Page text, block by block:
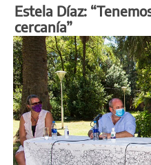
Estela Díaz:
cercanía”